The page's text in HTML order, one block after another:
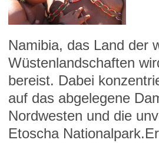
Namibia, das Land der
Wüstenlandschaften
bereist. Dabei
auf das abgelegene
Nordwesten und die
Etoscha Nationalpark.